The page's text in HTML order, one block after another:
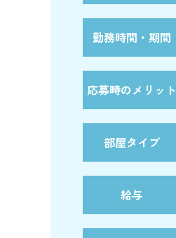
勤務時間・期間
応募時のメリット
部屋タイプ
給与